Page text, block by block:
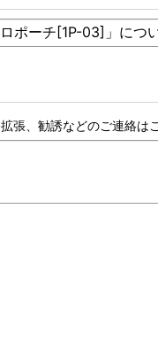
張、勧誘などのご連絡は